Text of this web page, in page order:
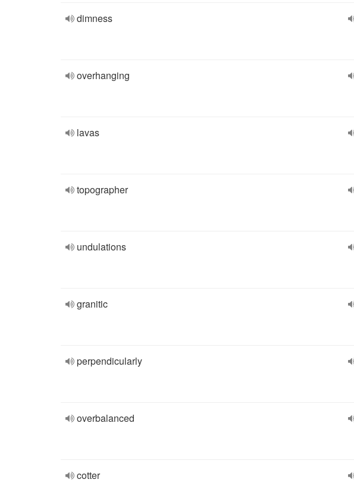
dimness
overhanging
lavas
topographer
undulations
granitic
perpendicularly
overbalanced
cotter